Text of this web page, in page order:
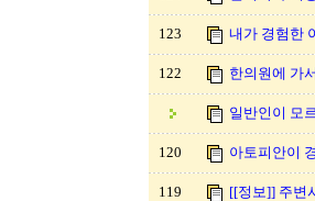
123 내가 경험한
122 한의원에 가
일반인이 모
120 아토피안이
119 [[정보]] 주변